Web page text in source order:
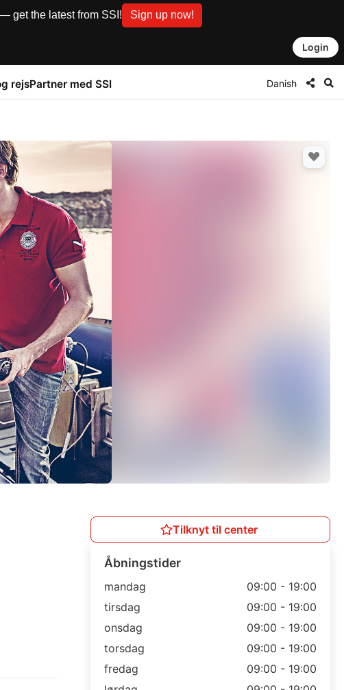
get the latest from SSI! Sign up now!
Login
rejsPartner med SSI Danish
Tilknyt til center
Åbningstider
mandag
09:00 - 19:00
tirsdag
09:00 - 19:00
onsdag
09:00 - 19:00
torsdag
09:00 - 19:00
fredag
09:00 - 19:00